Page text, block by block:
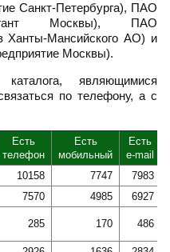
Санкт-Петербурга), ПАО
Москвы), ПАО
Мансийского АО) и
Москвы).
являющимися
по телефону, а с
Есть
телефон
Есть
мобильный
Есть
e-mail
10158 7747
7983
7570 4985
6927
285 170 486